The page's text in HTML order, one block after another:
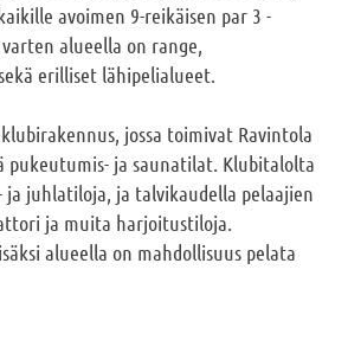
avoimen 9-reikäisen par 3 -
alueella on range,
erilliset lähipelialueet.
jossa toimivat Ravintola
pukeutumis- ja saunatilat. Klubitalolta
ja juhlatiloja, ja talvikaudella pelaajien
ja muita harjoitustiloja.
alueella on mahdollisuus pelata